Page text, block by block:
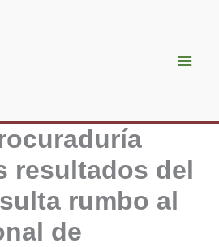
resultados del
rumbo al
de